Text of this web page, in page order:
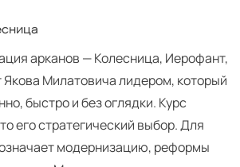
арканов — Колесница, Иерофант,
Якова Милатовича лидером, который
быстро и без оглядки. Курс
его стратегический выбор. Для
модернизацию, реформы